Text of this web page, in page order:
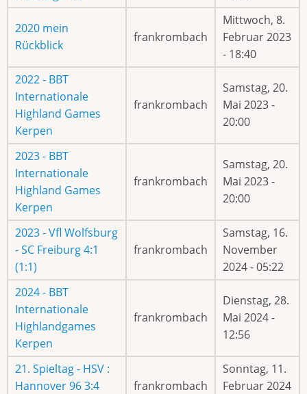
2020 mein
Rückblick
frankrombach
Mittwoch, 8.
Februar 2023
- 18:40
2022 - BBT
Internationale
Highland Games
Kerpen
frankrombach
Samstag, 20.
Mai 2023 -
20:00
2023 - BBT
Internationale
Highland Games
Kerpen
frankrombach
Samstag, 20.
Mai 2023 -
20:00
2023 - Vfl Wolfsburg
- SC Freiburg 4:1
(1:1)
frankrombach
Samstag, 16.
November
2024 - 05:22
2024 - BBT
Internationale
Highlandgames
Kerpen
frankrombach
Dienstag, 28.
Mai 2024 -
12:56
21. Spieltag - HSV :
Hannover 96 3:4
frankrombach
Sonntag, 11.
Februar 2024